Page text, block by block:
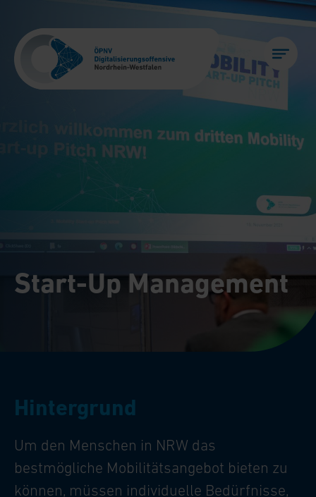
Start-Up Management
Hintergrund
Um den Menschen in NRW das
bestmögliche Mobilitätsangebot bieten zu
können, müssen individuelle Bedürfnisse,